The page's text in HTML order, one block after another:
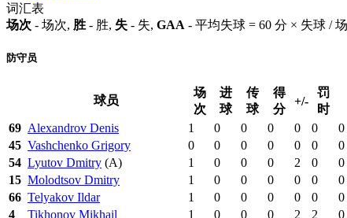
词汇表
场次 - 场次, 胜 - 胜, 失 - 失, GAA - 平均失球 = 60 分 × 失球 /
防守员
球员
场
次
进
球
传
球
得
分
+/-
罚
时
69 Alexandrov Denis 1 0 0 0 0 0 0
45 Vashchenko Grigory 0 0 0 0 0 0 0
54 Lyutov Dmitry (A) 1 0 0 0 2 0 0
15 Molodtsov Dmitry 1 0 0 0 0 0 0
66 Telyakov Ildar 1 0 0 0 0 0 0
4
Tikhonov Mikhail 1 0 0 0 2 2 0